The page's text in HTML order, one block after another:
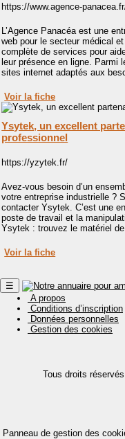
https://www.agence-
L’Agence Panacéa est une
web pour le secteur médical
complète de services pour
leur présence en ligne. Parmi
sites internet adaptés aux
Voir la fiche
Ysytek, un excellent
professionnel
https://yzytek.fr/
Avez-vous besoin d’un
votre entreprise industrielle ?
contacter Ysytek. C’est une
poste de travail et la
Ysytek : trouvez le matériel
Voir la fiche
☰
A propos
Conditions d’inscription
Données personnelles
Gestion des cookies
Tous droits
Panneau de gestion des